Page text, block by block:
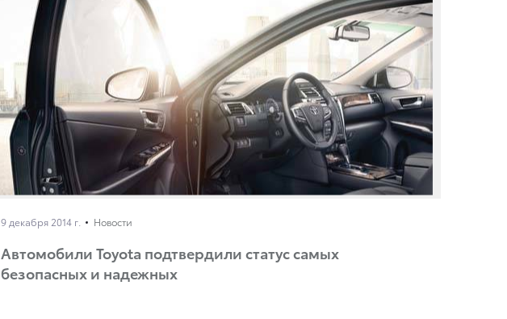
9 декабря 2014 г. Новости
Автомобили Toyota подтвердили статус самых
безопасных и надежных